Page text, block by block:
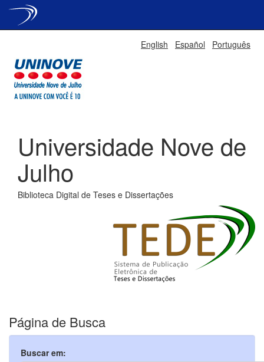
English Español Português
Universidade Nove de
Julho
Biblioteca Digital de Teses e Dissertações
Página de Busca
Buscar em: